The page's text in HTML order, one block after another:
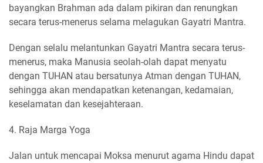
bayangkan Brahman ada dalam pikiran dan renungkan
secara terus-menerus selama melagukan Gayatri Mantra.
Dengan selalu melantunkan Gayatri Mantra secara terus-
menerus, maka Manusia seolah-olah dapat menyatu
dengan TUHAN atau bersatunya Atman dengan TUHAN,
sehingga akan mendapatkan ketenangan, kedamaian,
keselamatan dan kesejahteraan.
4. Raja Marga Yoga
Jalan untuk mencapai Moksa menurut agama Hindu dapat